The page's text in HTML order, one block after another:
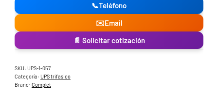
📞Teléfono
✉️Email
📄 Solicitar cotización
SKU: UPS-1-057
Categoría: UPS trifasico
Brand: Complet